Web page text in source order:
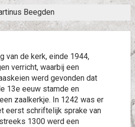
Beegden
van de kerk, einde 1944,
verricht, waarbij een
werd gevonden dat
13e eeuw stamde en
zaalkerkje. In 1242 was er
eerst schriftelijk sprake van
1300 werd een